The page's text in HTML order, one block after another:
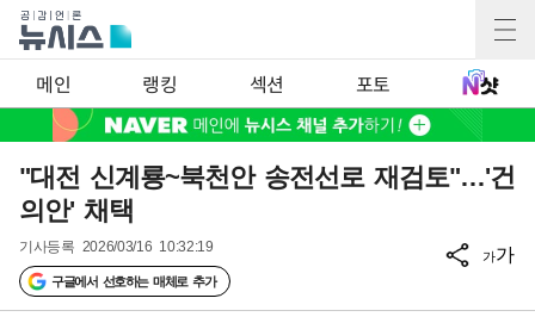
메인 랭킹 섹션 포토
"대전 신계룡~북천안 송전선로 재검토"…'건
의안' 채택
기사등록 2026/03/16 10:32:19
구글에서 선호하는 매체로 추가
가가